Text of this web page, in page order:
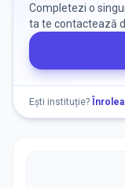
Nu există
Nu există
Completezi o
ta te contactează
Ești instituție?